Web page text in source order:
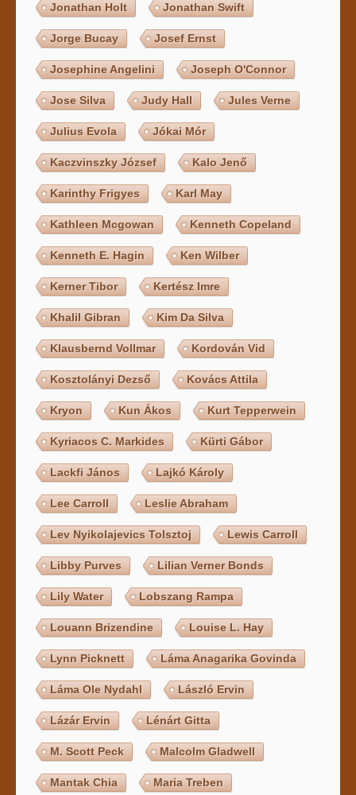
Jonathan Holt Jonathan Swift
Jorge Bucay Josef Ernst
Josephine Angelini Joseph O'Connor
Jose Silva Judy Hall Jules Verne
Julius Evola Jókai Mór
Kaczvinszky József Kalo Jenő
Karinthy Frigyes Karl May
Kathleen Mcgowan Kenneth Copeland
Kenneth E. Hagin Ken Wilber
Kerner Tibor Kertész Imre
Khalil Gibran Kim Da Silva
Klausbernd Vollmar Kordován Vid
Kosztolányi Dezső Kovács Attila
Kryon Kun Ákos Kurt Tepperwein
Kyriacos C. Markides Kürti Gábor
Lackfi János Lajkó Károly
Lee Carroll Leslie Abraham
Lev Nyikolajevics Tolsztoj Lewis Carroll
Libby Purves Lilian Verner Bonds
Lily Water Lobszang Rampa
Louann Brizendine Louise L. Hay
Lynn Picknett Láma Anagarika Govinda
Láma Ole Nydahl László Ervin
Lázár Ervin Lénárt Gitta
M. Scott Peck Malcolm Gladwell
Mantak Chia Maria Treben